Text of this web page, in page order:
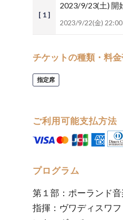
[ 1 ]
2023/9/23(土) 開
2023/9/22(金)
チケットの種類・料
指定席
ご利用可能支払方法
プログラム
第１部：ポーランド音
指揮：ヴワディスワ